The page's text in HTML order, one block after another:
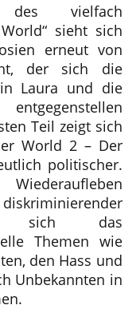
vielfach
sieht sich
erneut von
der sich die
Laura und die
Teil zeigt sich
World 2 – Der
politischer.
sich das
Themen wie
den Hass und
Unbekannten in